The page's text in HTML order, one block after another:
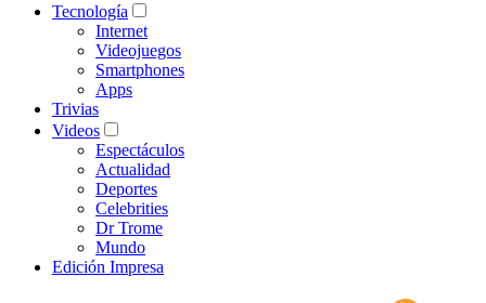
Tecnología
Internet
Videojuegos
Smartphones
Apps
Trivias
Videos
Espectáculos
Actualidad
Deportes
Celebrities
Dr Trome
Mundo
Edición Impresa